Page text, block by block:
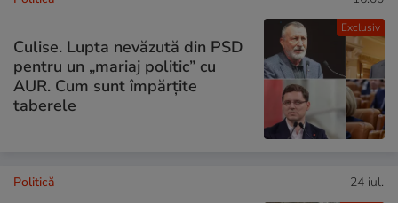
Exclusiv
Culise. Lupta nevăzută din PSD
pentru un „mariaj politic” cu
AUR. Cum sunt împărțite
taberele
Politică 24 iul.